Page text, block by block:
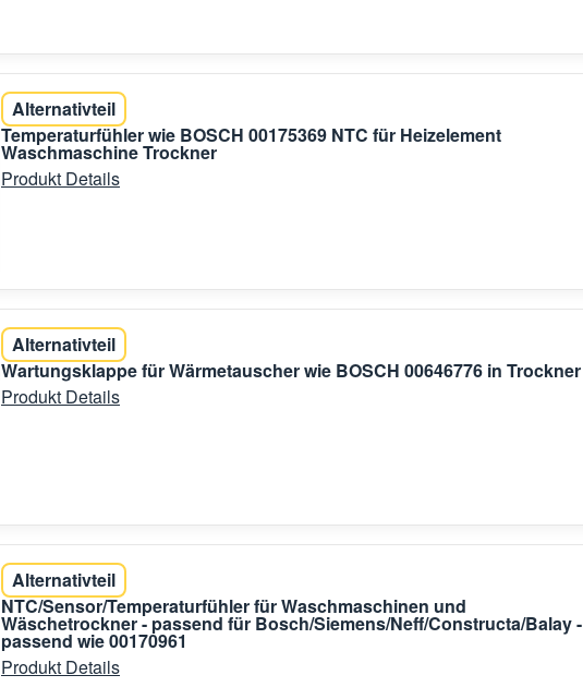
Alternativteil
Temperaturfühler wie BOSCH 00175369 NTC für Heizelement
Waschmaschine Trockner
Produkt Details
Alternativteil
Wartungsklappe für Wärmetauscher wie BOSCH 00646776 in Trockner
Produkt Details
Alternativteil
NTC/Sensor/Temperaturfühler für Waschmaschinen und
Wäschetrockner - passend für Bosch/Siemens/Neff/Constructa/Balay -
passend wie 00170961
Produkt Details